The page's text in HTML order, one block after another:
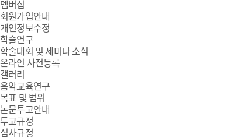
멤버십
회원가입안내
개인정보수정
학술연구
학술대회 및 세미나 소식
온라인 사전등록
갤러리
음악교육연구
목표 및 범위
논문투고안내
투고규정
심사규정